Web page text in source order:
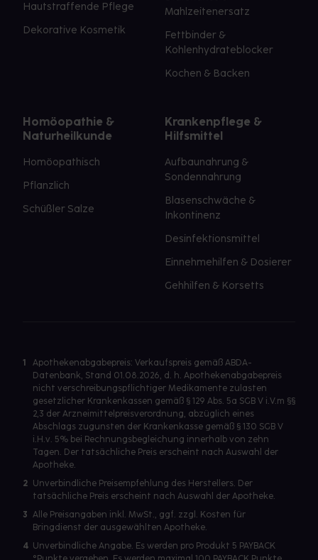
Hautstraffende Pflege
Dekorative Kosmetik
Mahlzeitenersatz
Fettbinder &
Kohlenhydrateblocker
Kochen & Backen
Homöopathie &
Naturheilkunde
Homöopathisch
Pflanzlich
Schüßler Salze
Krankenpflege &
Hilfsmittel
Aufbaunahrung &
Sondennahrung
Blasenschwäche &
Inkontinenz
Desinfektionsmittel
Einnehmehilfen & Dosierer
Gehhilfen & Korsetts
1
Apothekenabgabepreis: Verkaufspreis gemäß ABDA-
Datenbank, Stand 01.08.2026, d. h. Apothekenabgabepreis
nicht verschreibungspflichtiger Medikamente zulasten
gesetzlicher Krankenkassen gemäß § 129 Abs. 5a SGB V i.V.m §§
2,3 der Arzneimittelpreisverordnung, abzüglich eines
Abschlags zugunsten der Krankenkasse gemäß § 130 SGB V
i.H.v. 5% bei Rechnungsbegleichung innerhalb von zehn
Tagen. Der tatsächliche Preis erscheint nach Auswahl der
Apotheke.
2 Unverbindliche Preisempfehlung des Herstellers. Der
tatsächliche Preis erscheint nach Auswahl der Apotheke.
3 Alle Preisangaben inkl. MwSt., ggf. zzgl. Kosten für
Bringdienst der ausgewählten Apotheke.
4 Unverbindliche Angabe. Es werden pro Produkt 5 PAYBACK